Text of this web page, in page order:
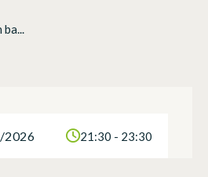
2026 21:30 - 23:30